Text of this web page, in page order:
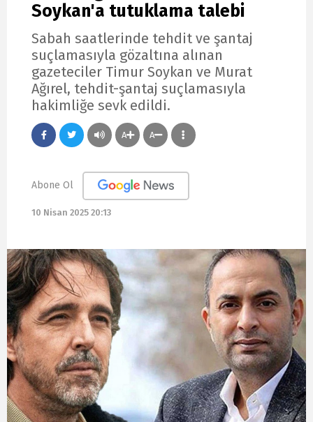
Soykan'a tutuklama talebi
Sabah saatlerinde tehdit ve şantaj
suçlamasıyla gözaltına alınan
gazeteciler Timur Soykan ve Murat
Ağırel, tehdit-şantaj suçlamasıyla
hakimliğe sevk edildi.
A A
Abone Ol
10 Nisan 2025 20:13